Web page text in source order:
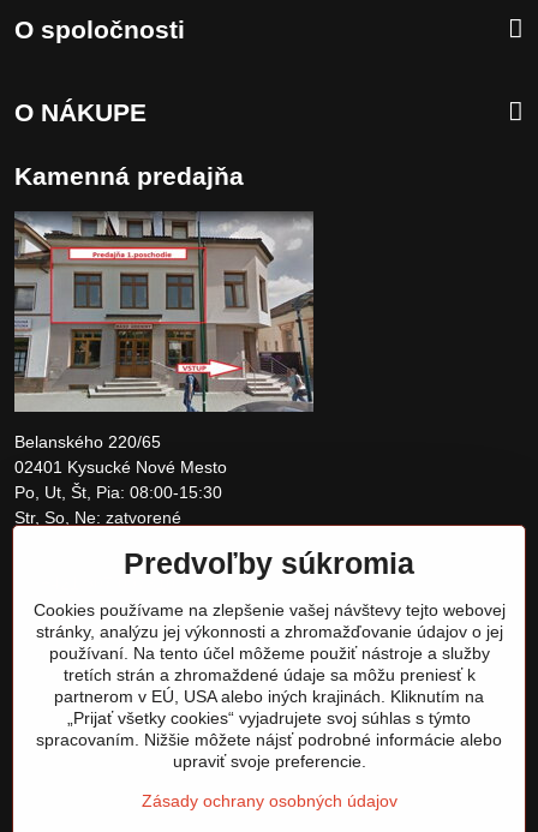
O spoločnosti
O NÁKUPE
Kamenná predajňa
Belanského 220/65
02401 Kysucké Nové Mesto
Po, Ut, Št, Pia: 08:00-15:30
Str, So, Ne: zatvorené
obchod@tomshardware.sk
Predvoľby súkromia
Cookies používame na zlepšenie vašej návštevy tejto webovej
stránky, analýzu jej výkonnosti a zhromažďovanie údajov o jej
používaní. Na tento účel môžeme použiť nástroje a služby
tretích strán a zhromaždené údaje sa môžu preniesť k
partnerom v EÚ, USA alebo iných krajinách. Kliknutím na
„Prijať všetky cookies“ vyjadrujete svoj súhlas s týmto
spracovaním. Nižšie môžete nájsť podrobné informácie alebo
upraviť svoje preferencie.
Zásady ochrany osobných údajov